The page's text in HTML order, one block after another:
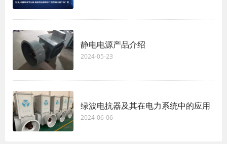
静电电源产品介绍
2024-05-23
绿波电抗器及其在电力系统中的应用
2024-06-06